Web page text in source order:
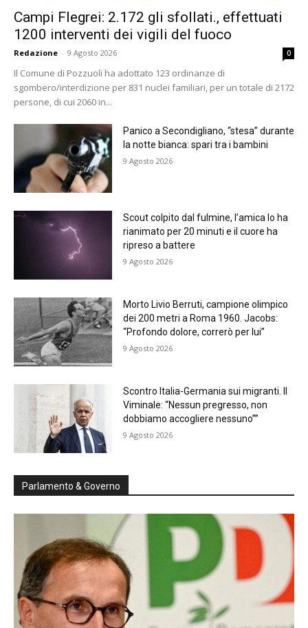
Campi Flegrei: 2.172 gli sfollati., effettuati
1200 interventi dei vigili del fuoco
Redazione - 9 Agosto 2026 0
Il Comune di Pozzuoli ha adottato 123 ordinanze di
sgombero/interdizione per 831 nuclei familiari, per un totale di 2172
persone, di cui 2060 in...
Panico a Secondigliano, “stesa” durante
la notte bianca: spari tra i bambini
9 Agosto 2026
Scout colpito dal fulmine, l’amica lo ha
rianimato per 20 minuti e il cuore ha
ripreso a battere
9 Agosto 2026
Morto Livio Berruti, campione olimpico
dei 200 metri a Roma 1960. Jacobs:
“Profondo dolore, correrò per lui”
9 Agosto 2026
Scontro Italia-Germania sui migranti. Il
Viminale: “Nessun pregresso, non
dobbiamo accogliere nessuno””
9 Agosto 2026
Parlamento & Governo